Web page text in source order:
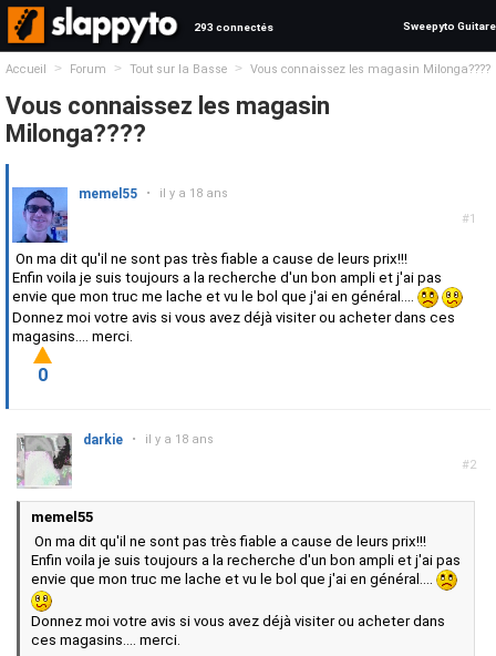
293 connectés Sweepyto Guitare
Accueil > Forum > Tout sur la Basse > Vous connaissez les magasin Milonga????
Vous connaissez les magasin
Milonga????
#1
memel55 • il y a 18 ans
On ma dit qu'il ne sont pas très fiable a cause de leurs prix!!!
Enfin voila je suis toujours a la recherche d'un bon ampli et j'ai pas
envie que mon truc me lache et vu le bol que j'ai en général....
Donnez moi votre avis si vous avez déjà visiter ou acheter dans ces
magasins.... merci.
0
#2
darkie • il y a 18 ans
memel55
On ma dit qu'il ne sont pas très fiable a cause de leurs prix!!!
Enfin voila je suis toujours a la recherche d'un bon ampli et j'ai pas
envie que mon truc me lache et vu le bol que j'ai en général....
Donnez moi votre avis si vous avez déjà visiter ou acheter dans
ces magasins.... merci.